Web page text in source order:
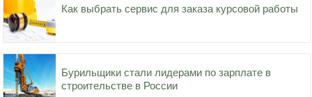
Как выбрать сервис для заказа курсовой работы
Бурильщики стали лидерами по зарплате в
строительстве в России